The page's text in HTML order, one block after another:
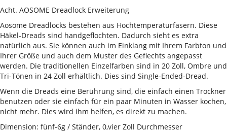
Acht. AOSOME Dreadlock Erweiterung
Aosome Dreadlocks bestehen aus Hochtemperaturfasern. Diese
Häkel-Dreads sind handgeflochten. Dadurch sieht es extra
natürlich aus. Sie können auch im Einklang mit Ihrem Farbton und
Ihrer Größe und auch dem Muster des Geflechts angepasst
werden. Die traditionellen Einzelfarben sind in 20 Zoll, Ombre und
Tri-Tönen in 24 Zoll erhältlich. Dies sind Single-Ended-Dread.
Wenn die Dreads eine Berührung sind, die einfach einen Trockner
benutzen oder sie einfach für ein paar Minuten in Wasser kochen,
nicht mehr. Dies wird ihm helfen, es direkt zu machen.
Dimension: fünf-6g / Ständer, 0,vier Zoll Durchmesser